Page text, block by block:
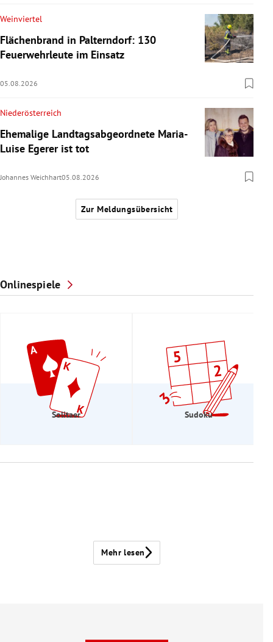
Weinviertel
Flächenbrand in Palterndorf: 130
Feuerwehrleute im Einsatz
05.08.2026
Niederösterreich
Ehemalige Landtagsabgeordnete Maria-
Luise Egerer ist tot
Johannes Weichhart05.08.2026
Zur Meldungsübersicht
Onlinespiele
Solitaer Sudoku
Mehr lesen